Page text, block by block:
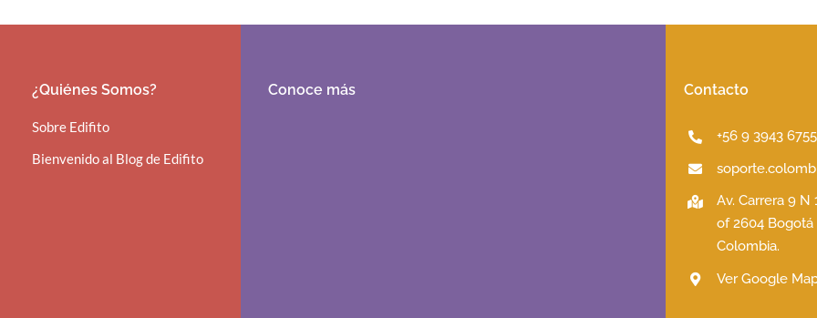
¿Quiénes Somos?
Sobre Edifito
Bienvenido al Blog de Edifito
Conoce más Contacto
+56 9 3943 6755
Av. Carrera 9 N
of 2604 Bogotá
Colombia.
Ver Google